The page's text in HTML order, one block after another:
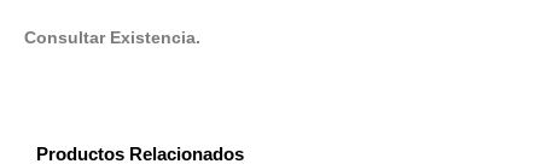
Consultar Existencia.
Productos Relacionados